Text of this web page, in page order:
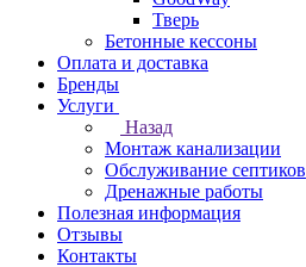
Тверь
Бетонные кессоны
Оплата и доставка
Бренды
Услуги
Назад
Монтаж канализации
Обслуживание септиков
Дренажные работы
Полезная информация
Отзывы
Контакты